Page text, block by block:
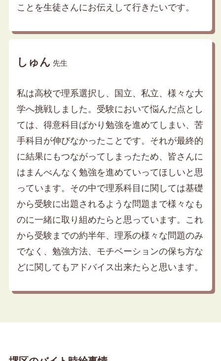
ことを生徒さんにお伝えして行きたいです。
しゅん 先生
私は高校で理系選択し、国立、私立、様々な大
学へ挑戦しました。受験において悩んだ点とし
ては、得意科目ばかり勉強を進めてしまい、苦
手科目が伸びなかったことです。それが最終的
に結果にもつながってしまったため、皆さんに
はまんべんなく勉強を進めていってほしいと思
っています。その中で理系科目に関しては基礎
から受験に出題されるような問題まで様々なも
のに一緒に取り組めたらと思っています。これ
から受験までの約半年、理系の様々な問題のみ
でなく、勉強方法、モチベーションの保ち方な
どに関してもアドバイス出来たらと思います。